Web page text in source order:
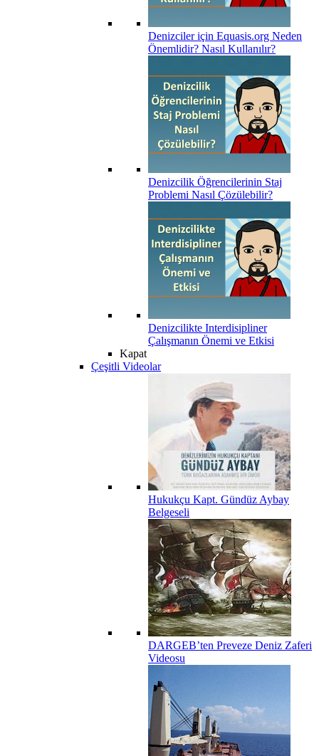
Denizciler için Equasis.org Neden
Önemlidir? Nasıl Kullanılır?
Denizcilik Öğrencilerinin Staj
Problemi Nasıl Çözülebilir?
Denizcilikte Interdisipliner
Çalışmanın Önemi ve Etkisi
Kapat
Çeşitli Videolar
Hukukçu Kapt. Gündüz Aybay
Belgeseli
DARGEB’ten Preveze Deniz Zaferi
Videosu